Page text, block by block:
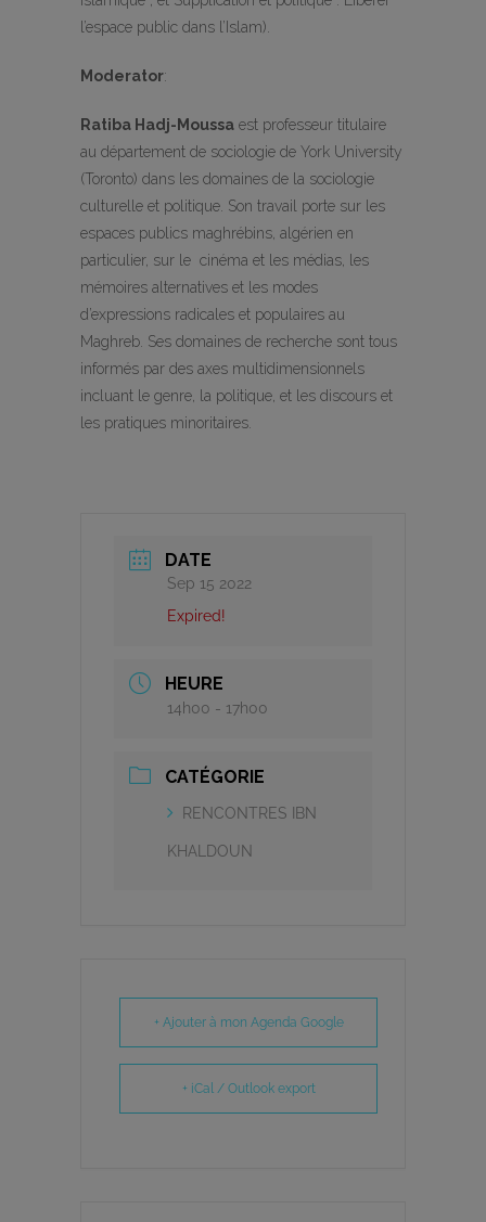
l’espace public dans l’Islam).
Moderator:
Ratiba Hadj-Moussa est professeur titulaire
au département de sociologie de York University
(Toronto) dans les domaines de la sociologie
culturelle et politique. Son travail porte sur les
espaces publics maghrébins, algérien en
particulier, sur le cinéma et les médias, les
mémoires alternatives et les modes
d’expressions radicales et populaires au
Maghreb. Ses domaines de recherche sont tous
informés par des axes multidimensionnels
incluant le genre, la politique, et les discours et
les pratiques minoritaires.
DATE
Sep 15 2022
Expired!
HEURE
14h00 - 17h00
CATÉGORIE
RENCONTRES IBN
KHALDOUN
+ Ajouter à mon Agenda Google
+ iCal / Outlook export